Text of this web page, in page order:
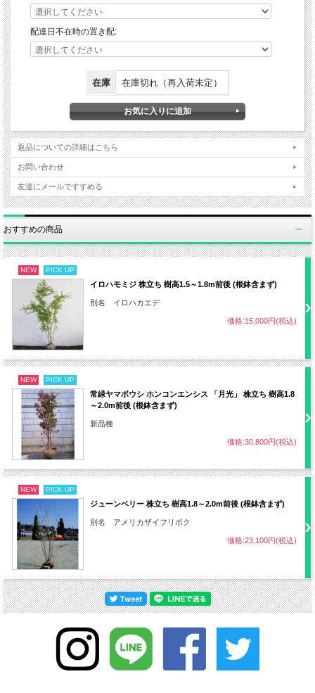
花色
葉色
白花・緑葉・紅葉あり
11～2月
半日陰～日なた（強い西日が当たらない）
用土
・赤玉土7：腐葉土3の割合
水やり
・地植えの場合は基本的に不要
・鉢植えの場合は土が乾いていたら水や
肥料 3月、6月 固形の油かすなど
剪定
受粉樹 雌雄異株（指定不可）
病気
害虫 特になし
その他
配達日不在時の置き配:
在庫 在庫切れ（再入荷未定）
返品についての詳細はこちら
お問い合わせ
友達にメールですすめる
おすすめの商品
NEW PICK UP
イロハモミジ 株立ち 樹高1.5～1.8m前後 (根鉢含まず)
別名 イロハカエデ
価格:15,000円(税込)
NEW PICK UP
常緑ヤマボウシ ホンコンエンシス 「月光」 株立ち 樹高1.8
～2.0m前後 (根鉢含まず)
新品種
価格:30,800円(税込)
NEW PICK UP
ジューンベリー 株立ち 樹高1.8～2.0m前後 (根鉢含まず)
別名 アメリカザイフリボク
価格:23,100円(税込)